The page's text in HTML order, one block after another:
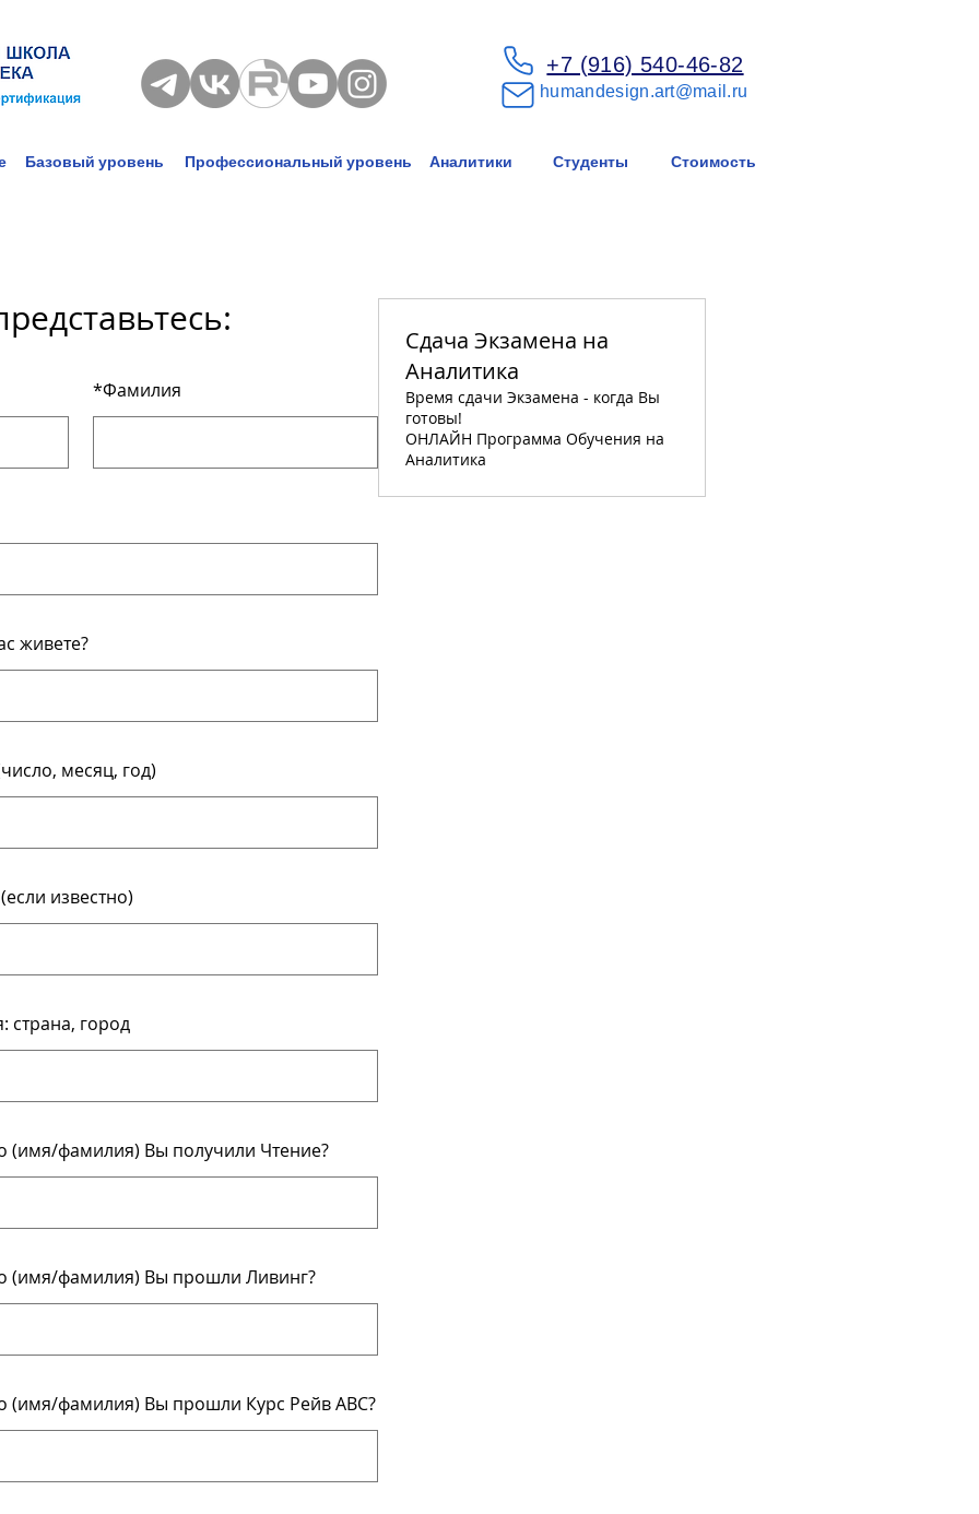
+7 (916) 540-46-82
humandesign.art@mail.ru
Базовый уровень Профессиональный уровень Аналитики Студенты Стоимость
*Фамилия
живете?
месяц, год)
известно)
страна, город
(имя/фамилия) Вы получили Чтение?
(имя/фамилия) Вы прошли Ливинг?
(имя/фамилия) Вы прошли Курс Рейв АВС?
Сдача Экзамена на
Аналитика
Время сдачи Экзамена - когда Вы
готовы!
ОНЛАЙН Программа Обучения на
Аналитика